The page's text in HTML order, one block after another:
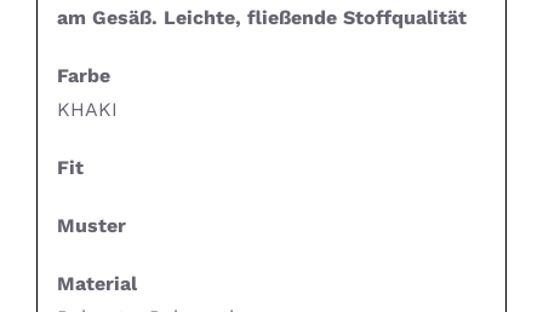
am Gesäß. Leichte, fließende Stoffqualität
Farbe
KHAKI
Fit
Muster
Material